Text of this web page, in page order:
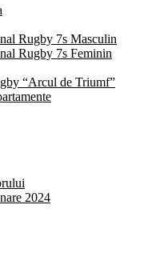
Rugby 7s Masculin
Rugby 7s Feminin
“Arcul de Triumf”
2024